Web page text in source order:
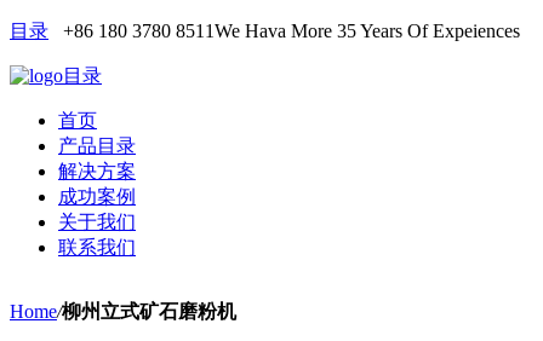
目录 +86 180 3780 8511We Hava More 35 Years Of Expeiences
目录
首页
产品目录
解决方案
成功案例
关于我们
联系我们
Home/柳州立式矿石磨粉机